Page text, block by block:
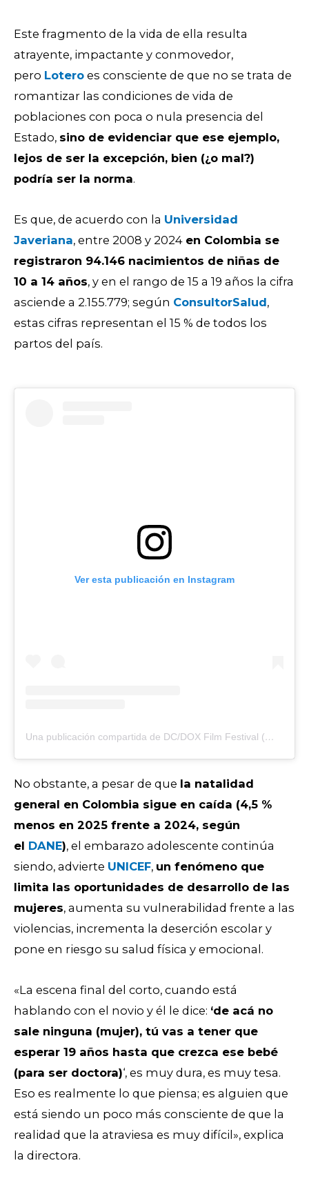
Este fragmento de la vida de ella resulta
atrayente, impactante y conmovedor,
pero Lotero es consciente de que no se trata de
romantizar las condiciones de vida de
poblaciones con poca o nula presencia del
Estado, sino de evidenciar que ese ejemplo,
lejos de ser la excepción, bien (¿o mal?)
podría ser la norma.
Es que, de acuerdo con la Universidad
Javeriana, entre 2008 y 2024 en Colombia se
registraron 94.146 nacimientos de niñas de
10 a 14 años, y en el rango de 15 a 19 años la cifra
asciende a 2.155.779; según ConsultorSalud,
estas cifras representan el 15 % de todos los
partos del país.
Ver esta publicación en Instagram
Una publicación compartida de DC/DOX Film Festival (@dcdoxfest)
No obstante, a pesar de que la natalidad
general en Colombia sigue en caída (4,5 %
menos en 2025 frente a 2024, según
el DANE), el embarazo adolescente continúa
siendo, advierte UNICEF, un fenómeno que
limita las oportunidades de desarrollo de las
mujeres, aumenta su vulnerabilidad frente a las
violencias, incrementa la deserción escolar y
pone en riesgo su salud física y emocional.
«La escena final del corto, cuando está
hablando con el novio y él le dice: ‘de acá no
sale ninguna (mujer), tú vas a tener que
esperar 19 años hasta que crezca ese bebé
(para ser doctora)‘, es muy dura, es muy tesa.
Eso es realmente lo que piensa; es alguien que
está siendo un poco más consciente de que la
realidad que la atraviesa es muy difícil», explica
la directora.